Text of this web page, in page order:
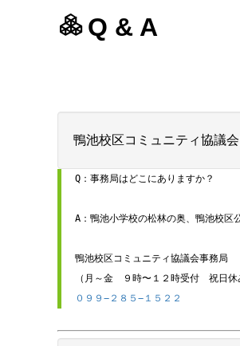
Q & A
鴨池校区コミュニティ協議
Q：事務局はどこにありますか？
A：鴨池小学校の松林の奥、鴨池校区
鴨池校区コミュニティ協議会事務局
０９９−２８５−１５２２